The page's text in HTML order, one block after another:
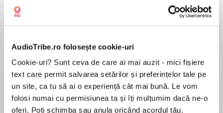
AudioTribe.ro folosește cookie-uri
Cookie-uri? Sunt ceva de care ai mai auzit - mici fișiere
text care permit salvarea setărilor și preferințelor tale pe
un site, ca tu să ai o experiență cât mai bună. Le vom
folosi numai cu permisiunea ta și îți mulțumim dacă ne-o
oferi. Poți schimba sau anula oricând acordul tău.
Pădurea norvegiană
Elita de Argint (Elita
Diavolul se îmbracă de
Menajera
Migdală